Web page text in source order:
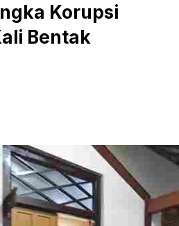
Korupsi
Bentak